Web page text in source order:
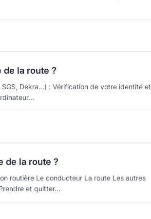
de la route ?
Dekra...) : Vérification de votre identité et
de la route ?
routière Le conducteur La route Les autres
et quitter...